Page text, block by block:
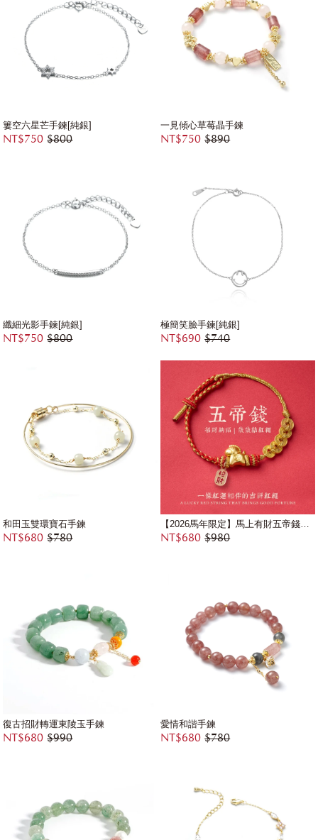
簍空六星芒手鍊[純銀]
NT$750 $800
一見傾心草莓晶手鍊
NT$750 $890
纖細光影手鍊[純銀]
NT$750 $800
極簡笑臉手鍊[純銀]
NT$690 $740
和田玉雙環寶石手鍊
NT$680 $780
【2026馬年限定】馬上有財五帝錢紅繩手鍊｜招財納福・開運護身
NT$680 $980
復古招財轉運東陵玉手鍊
NT$680 $990
愛情和諧手鍊
NT$680 $780